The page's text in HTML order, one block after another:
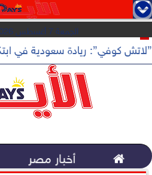
 
الجمعة 7 أغسطس 2026
”لاتش كوفي”: ريادة سعودية في
 أخبار مصر